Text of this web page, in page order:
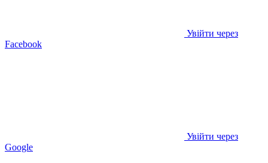
Увійти через
Facebook
Увійти через
Google